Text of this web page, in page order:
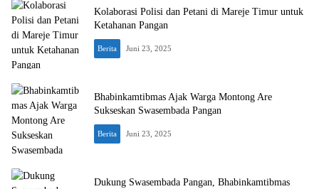
Kolaborasi Polisi dan Petani di Mareje Timur untuk
Ketahanan Pangan
Berita Juni 23, 2025
Bhabinkamtibmas Ajak Warga Montong Are
Sukseskan Swasembada Pangan
Berita Juni 23, 2025
Dukung Swasembada Pangan, Bhabinkamtibmas